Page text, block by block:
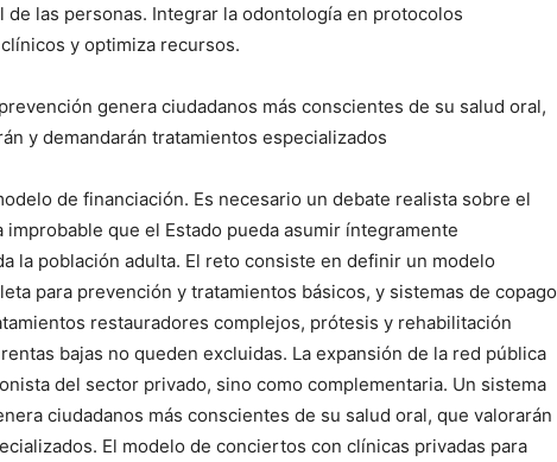
de las personas. Integrar la odontología en protocolos
y optimiza recursos.
genera ciudadanos más conscientes de su salud oral,
y demandarán tratamientos especializados
de financiación. Es necesario un debate realista sobre el
que el Estado pueda asumir íntegramente
la población adulta. El reto consiste en definir un modelo
para prevención y tratamientos básicos, y sistemas de copago
restauradores complejos, prótesis y rehabilitación
bajas no queden excluidas. La expansión de la red pública
del sector privado, sino como complementaria. Un sistema
ciudadanos más conscientes de su salud oral, que valorarán
El modelo de conciertos con clínicas privadas para